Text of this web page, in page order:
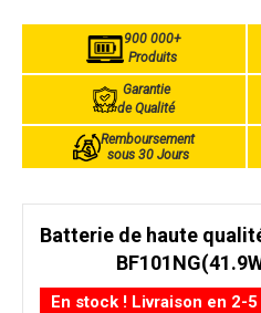
900 000+
Produits
Garantie
de Qualité
Remboursement
sous 30 Jours
Batterie de haute
En stock ! Livraison en 2-